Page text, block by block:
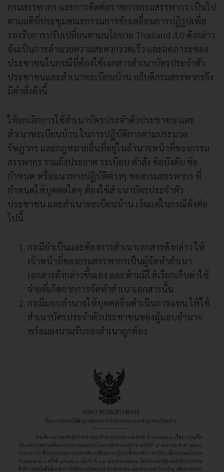
กรมสรรพากร และการติดต่อราชการกรมสรรพากร เป็นไป
ตามมติที่ประชุมคณะกรรมการขับเคลื่อนการปฏิรูปเพื่อ
รองรับการปรับเปลี่ยนตามนโยบาย Thailand 4.0 ดังกล่าว
อันเป็นการอำนวยความสะดวกรวดเร็ว และลดภาระของ
ประชาชนในกรณีที่ต้องใช้เอกสารสำเนาบัตรประจำตัว
ประชาชนและสำเนาทะเบียนบ้าน อธิบดีกรมสรรพากรจึง
มีคำสั่งดังนี้
ให้ยกเลิกการใช้สำเนาบัตรประจำตัวประชาชน และ
สำเนาทะเบียนบ้าน ในการปฏิบัติการตามประมวล
รัษฎากร และกฎหมายอื่นที่อยู่ในอำนาจหน้าที่ของกรรม
สรรพากร รวมถึงประกาศ ระเบียบ คำสั่ง ข้อบังคับ ข้อ
กำหนด หรือแนวทางปฏิบัติต่างๆ ของกรมสรรพากร ที่
กำหนดให้บุคคลใดๆ ต้องใช้สำเนาบัตรประจำตัว
ประชาชน และสำเนาทะเบียนบ้าน เว้นแต่ในกรณีดังต่อ
ไปนี้
กรณีจำเป็นและต้องการสำเนาเอกสารดังกล่าว ให้
เจ้าหน้าที่ของกรมสรรพากรเป็นผู้จัดทำสำเนา
เอกสารดังกล่าวขึ้นเอง และห้ามมิให้เรียกเก็บค่าใช้
จ่ายที่เกิดจากการจัดทำสำเนาเอกสารนั้น
กรณีมอบอำนาจให้บุคคลอื่นดำเนินการแทน ให้ใช้
สำเนาบัตรประจำตัวประชาชนของผู้มอบอำนาจ
พร้อมลงนามรับรองสำเนาถูกต้อง